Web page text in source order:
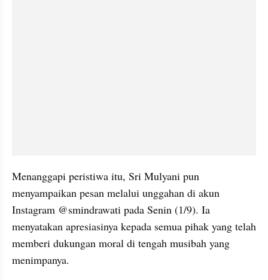
Menanggapi peristiwa itu, Sri Mulyani pun
menyampaikan pesan melalui unggahan di akun
Instagram @smindrawati pada Senin (1/9). Ia
menyatakan apresiasinya kepada semua pihak yang telah
memberi dukungan moral di tengah musibah yang
menimpanya.